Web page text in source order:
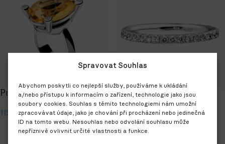
Spravovat Souhlas
Abychom poskytli co nejlepší služby, používáme k ukládání
a/nebo přístupu k informacím o zařízení, technologie jako jsou
soubory cookies. Souhlas s těmito technologiemi nám umožní
zpracovávat údaje, jako je chování při procházení nebo jedinečná
ID na tomto webu. Nesouhlas nebo odvolání souhlasu může
nepříznivě ovlivnit určité vlastnosti a funkce.
Prsten Citrine Empress
115 000Kč
Výběr možností
Prsten Eternity 14kt
diamanty
50 750 Kč – 52 500